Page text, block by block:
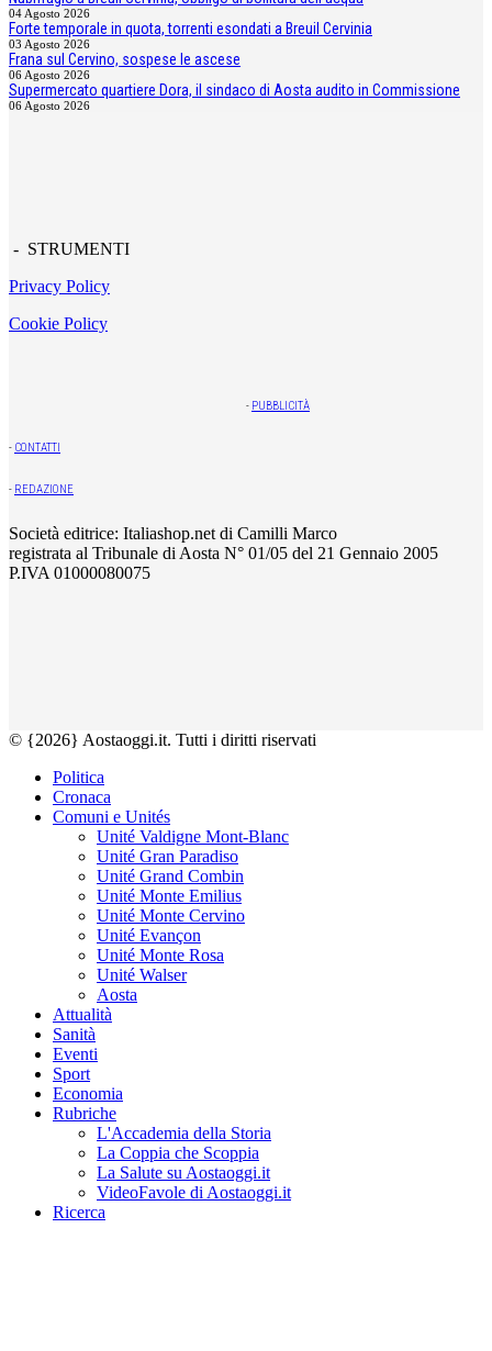
04 Agosto 2026
Forte temporale in quota, torrenti esondati a Breuil Cervinia
03 Agosto 2026
Frana sul Cervino, sospese le ascese
06 Agosto 2026
Supermercato quartiere Dora, il sindaco di Aosta audito in Commissione
06 Agosto 2026
- STRUMENTI
Privacy Policy
Cookie Policy
- PUBBLICITÀ
- CONTATTI
- REDAZIONE
Società editrice: Italiashop.net di Camilli Marco
registrata al Tribunale di Aosta N° 01/05 del 21 Gennaio 2005
P.IVA 01000080075
© {2026} Aostaoggi.it. Tutti i diritti riservati
Politica
Cronaca
Comuni e Unités
Unité Valdigne Mont-Blanc
Unité Gran Paradiso
Unité Grand Combin
Unité Monte Emilius
Unité Monte Cervino
Unité Evançon
Unité Monte Rosa
Unité Walser
Aosta
Attualità
Sanità
Eventi
Sport
Economia
Rubriche
L'Accademia della Storia
La Coppia che Scoppia
La Salute su Aostaoggi.it
VideoFavole di Aostaoggi.it
Ricerca